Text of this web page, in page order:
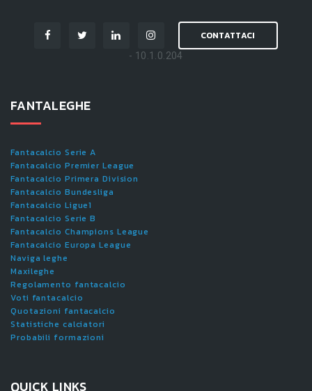
CONTATTACI
- 10.1.0.204
FANTALEGHE
Fantacalcio Serie A
Fantacalcio Premier League
Fantacalcio Primera Division
Fantacalcio Bundesliga
Fantacalcio Ligue1
Fantacalcio Serie B
Fantacalcio Champions League
Fantacalcio Europa League
Naviga leghe
Maxileghe
Regolamento fantacalcio
Voti fantacalcio
Quotazioni fantacalcio
Statistiche calciatori
Probabili formazioni
QUICK LINKS